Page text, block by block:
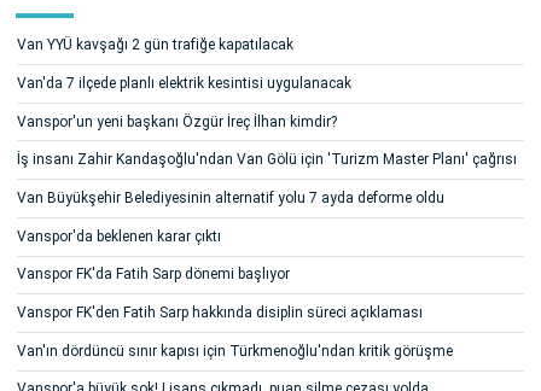
Van YYÜ kavşağı 2 gün trafiğe kapatılacak
Van'da 7 ilçede planlı elektrik kesintisi uygulanacak
Vanspor'un yeni başkanı Özgür İreç İlhan kimdir?
İş insanı Zahir Kandaşoğlu'ndan Van Gölü için 'Turizm Master Planı' çağrısı
Van Büyükşehir Belediyesinin alternatif yolu 7 ayda deforme oldu
Vanspor'da beklenen karar çıktı
Vanspor FK'da Fatih Sarp dönemi başlıyor
Vanspor FK'den Fatih Sarp hakkında disiplin süreci açıklaması
Van'ın dördüncü sınır kapısı için Türkmenoğlu'ndan kritik görüşme